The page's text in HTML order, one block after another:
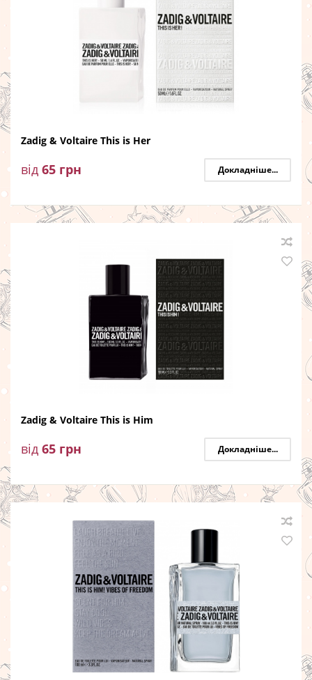
Zadig & Voltaire This is Her
від 65 грн Докладніше...
Zadig & Voltaire This is Him
від 65 грн Докладніше...